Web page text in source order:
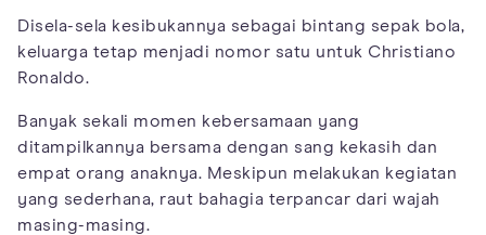
Disela-sela kesibukannya sebagai bintang sepak bola,
keluarga tetap menjadi nomor satu untuk Christiano
Ronaldo.
Banyak sekali momen kebersamaan yang
ditampilkannya bersama dengan sang kekasih dan
empat orang anaknya. Meskipun melakukan kegiatan
yang sederhana, raut bahagia terpancar dari wajah
masing-masing.